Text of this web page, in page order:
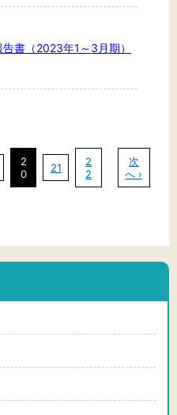
書（2023年1～3月期）
2
0
21
2
2
次
へ ›